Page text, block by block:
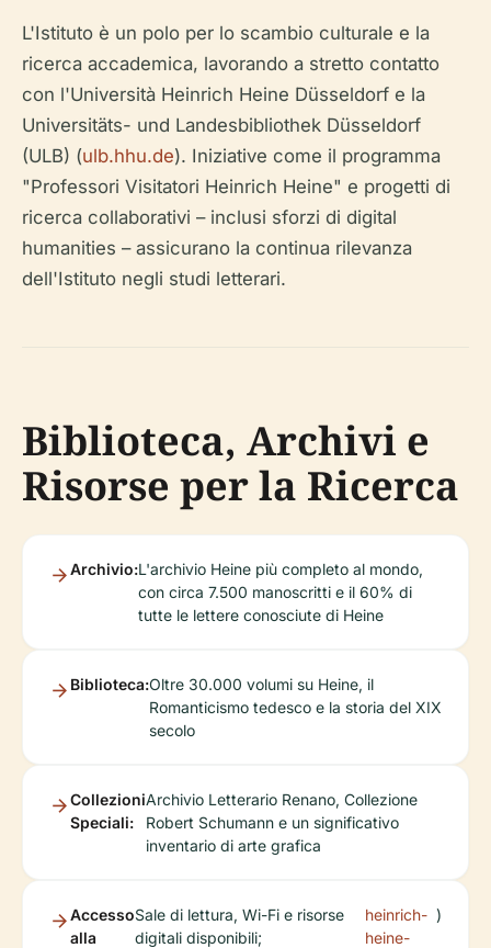
L'Istituto è un polo per lo scambio culturale e la
ricerca accademica, lavorando a stretto contatto
con l'Università Heinrich Heine Düsseldorf e la
Universitäts- und Landesbibliothek Düsseldorf
(ULB) (ulb.hhu.de). Iniziative come il programma
"Professori Visitatori Heinrich Heine" e progetti di
ricerca collaborativi – inclusi sforzi di digital
humanities – assicurano la continua rilevanza
dell'Istituto negli studi letterari.
Biblioteca, Archivi e
Risorse per la Ricerca
Archivio:L'archivio Heine più completo al mondo,
con circa 7.500 manoscritti e il 60% di
tutte le lettere conosciute di Heine
Biblioteca:Oltre 30.000 volumi su Heine, il
Romanticismo tedesco e la storia del XIX
secolo
Collezioni
Speciali:
Archivio Letterario Renano, Collezione
Robert Schumann e un significativo
inventario di arte grafica
Accesso
alla
Sale di lettura, Wi-Fi e risorse
digitali disponibili;
heinrich-
heine-
)